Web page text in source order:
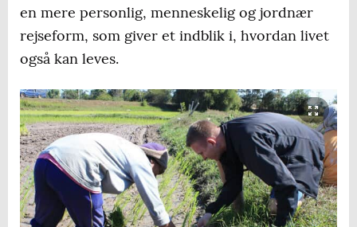
en mere personlig, menneskelig og jordnær
rejseform, som giver et indblik i, hvordan livet
også kan leves.